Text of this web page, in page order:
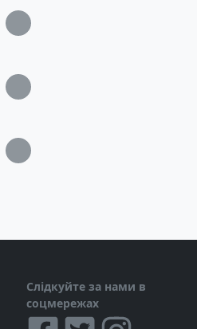
Загрузка...
Загрузка...
Загрузка...
Слідкуйте за нами в
соцмережах